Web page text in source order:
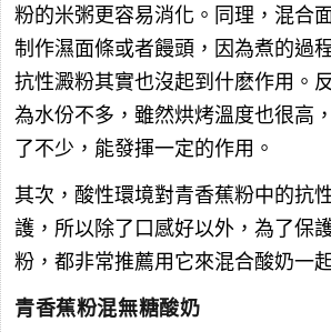
粉的米粥更容易消化。同理，混合
制作濕面條或者饅頭，因為煮的過
抗性澱粉其實也沒起到什麽作用。
為水份不多，雖然烘烤溫度也很高
了不少，能發揮一定的作用。
其次，酸性環境對青香蕉粉中的抗
護，所以除了口感好以外，為了保
粉，都非常推薦用它來混合酸奶一
青香蕉粉混無糖酸奶